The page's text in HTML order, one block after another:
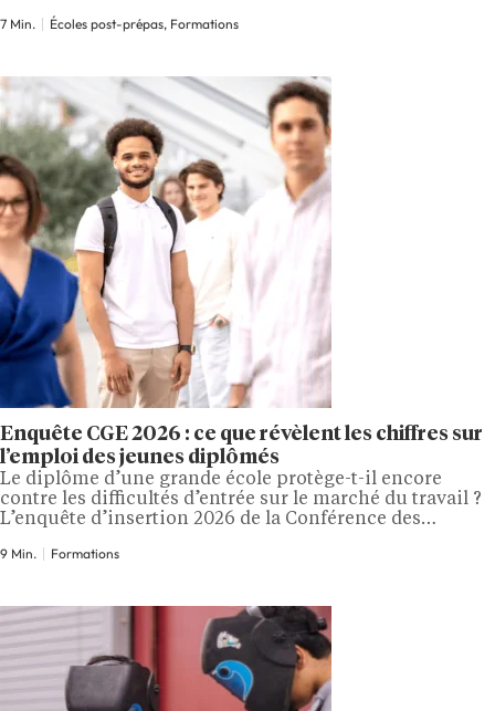
préparation reste souvent mal comprise. Le TAGE
calculatoires…
7 Min. Écoles post-prépas, Formations
Enquête CGE 2026 : ce que révèlent les chiffres sur
l’emploi des jeunes diplômés
Le diplôme d’une grande école protège-t-il encore
contre les difficultés d’entrée sur le marché du travail ?
L’enquête d’insertion 2026 de la Conférence des
que les éditions précédentes. Les diplômés restent
touche désormais aussi…
9 Min. Formations